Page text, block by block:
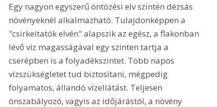
Egy nagyon egyszerű öntözési elv szintén dézsás
növényeknél alkalmazható. Tulajdonképpen a
"csirkeitatók elvén" alapszik az egész, a flakonban
lévő víz magasságával egy szinten tartja a
cserépben is a folyadékszintet. Több napos
vízszükségletet tud biztosítani, mégpedig
folyamatos, állandó vízellátást. Teljesen
önszabályozó, vagyis az időjárástól, a növény